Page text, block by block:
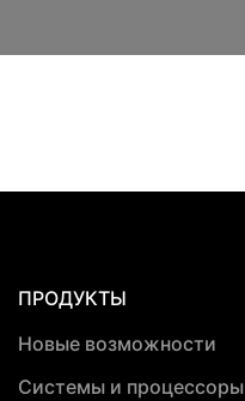
ПРОДУКТЫ
Новые возможности
Системы и процессоры